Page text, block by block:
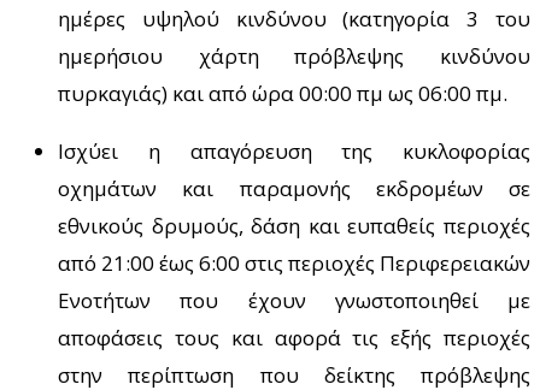
ημέρες υψηλού κινδύνου (κατηγορία 3 του
ημερήσιου χάρτη πρόβλεψης κινδύνου
πυρκαγιάς) και από ώρα 00:00 πμ ως 06:00 πμ.
Ισχύει η απαγόρευση της κυκλοφορίας
οχημάτων και παραμονής εκδρομέων σε
εθνικούς δρυμούς, δάση και ευπαθείς περιοχές
από 21:00 έως 6:00 στις περιοχές Περιφερειακών
Ενοτήτων που έχουν γνωστοποιηθεί με
αποφάσεις τους και αφορά τις εξής περιοχές
στην περίπτωση που δείκτης πρόβλεψης